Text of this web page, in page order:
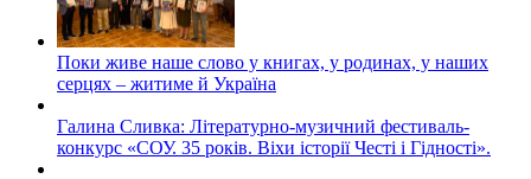
Поки живе наше слово у книгах, у родинах, у наших
серцях – житиме й Україна
Галина Сливка: Літературно-музичний фестиваль-
конкурс «СОУ. 35 років. Віхи історії Честі і Гідності».